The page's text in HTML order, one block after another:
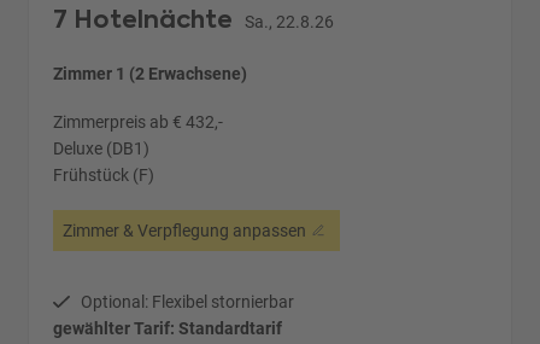
7 Hotelnächte Sa., 22.8.26
Zimmer 1 (2 Erwachsene)
Zimmerpreis ab € 432,-
Deluxe (DB1)
Frühstück (F)
Zimmer & Verpflegung anpassen
Optional: Flexibel stornierbar
gewählter Tarif: Standardtarif